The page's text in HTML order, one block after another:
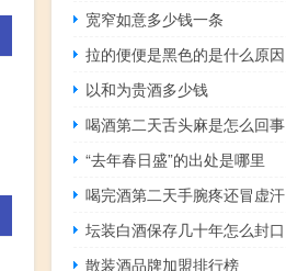
宽窄如意多少钱一条
拉的便便是黑色的是什么原因
以和为贵酒多少钱
喝酒第二天舌头麻是怎么回事
“去年春日盛”的出处是哪里
喝完酒第二天手腕疼还冒虚汗
坛装白酒保存几十年怎么封口
散装酒品牌加盟排行榜